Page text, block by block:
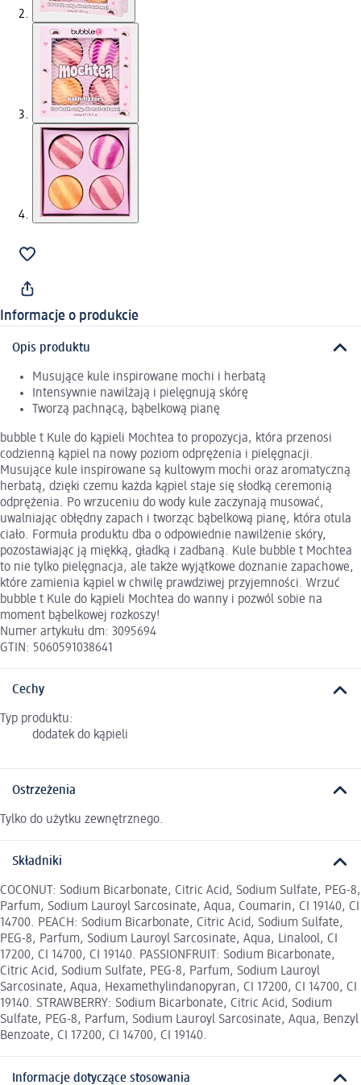
Informacje o produkcie
Opis produktu
Musujące kule inspirowane mochi i herbatą
Intensywnie nawilżają i pielęgnują skórę
Tworzą pachnącą, bąbelkową pianę
bubble t Kule do kąpieli Mochtea to propozycja, która przenosi
codzienną kąpiel na nowy poziom odprężenia i pielęgnacji.
Musujące kule inspirowane są kultowym mochi oraz aromatyczną
herbatą, dzięki czemu każda kąpiel staje się słodką ceremonią
odprężenia. Po wrzuceniu do wody kule zaczynają musować,
uwalniając obłędny zapach i tworząc bąbelkową pianę, która otula
ciało. Formuła produktu dba o odpowiednie nawilżenie skóry,
pozostawiając ją miękką, gładką i zadbaną. Kule bubble t Mochtea
to nie tylko pielęgnacja, ale także wyjątkowe doznanie zapachowe,
które zamienia kąpiel w chwilę prawdziwej przyjemności. Wrzuć
bubble t Kule do kąpieli Mochtea do wanny i pozwól sobie na
moment bąbelkowej rozkoszy!
Numer artykułu dm: 3095694
GTIN: 5060591038641
Cechy
Typ produktu:
dodatek do kąpieli
Ostrzeżenia
Tylko do użytku zewnętrznego.
Składniki
COCONUT: Sodium Bicarbonate, Citric Acid, Sodium Sulfate, PEG-8,
Parfum, Sodium Lauroyl Sarcosinate, Aqua, Coumarin, CI 19140, CI
14700. PEACH: Sodium Bicarbonate, Citric Acid, Sodium Sulfate,
PEG-8, Parfum, Sodium Lauroyl Sarcosinate, Aqua, Linalool, CI
17200, CI 14700, CI 19140. PASSIONFRUIT: Sodium Bicarbonate,
Citric Acid, Sodium Sulfate, PEG-8, Parfum, Sodium Lauroyl
Sarcosinate, Aqua, Hexamethylindanopyran, CI 17200, CI 14700, CI
19140. STRAWBERRY: Sodium Bicarbonate, Citric Acid, Sodium
Sulfate, PEG-8, Parfum, Sodium Lauroyl Sarcosinate, Aqua, Benzyl
Benzoate, CI 17200, CI 14700, CI 19140.
Informacje dotyczące stosowania